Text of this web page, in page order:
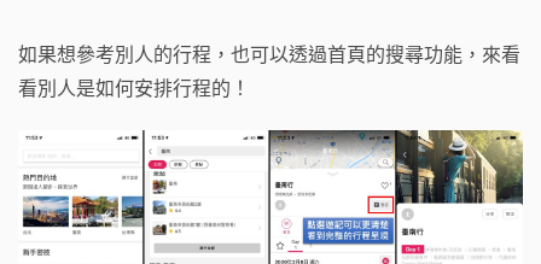
如果想參考別人的行程，也可以透過首頁的搜尋功能，來看
看別人是如何安排行程的！